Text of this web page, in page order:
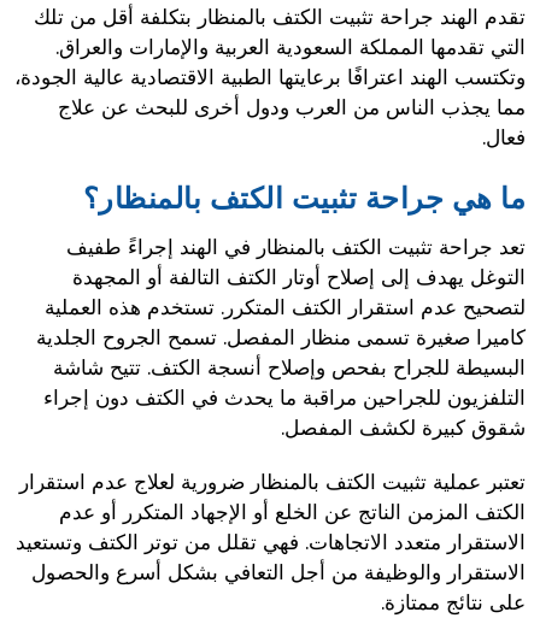
تقدم الهند جراحة تثبيت الكتف بالمنظار بتكلفة أقل من تلك
التي تقدمها المملكة السعودية العربية والإمارات والعراق.
وتكتسب الهند اعترافًا برعايتها الطبية الاقتصادية عالية الجودة،
مما يجذب الناس من العرب ودول أخرى للبحث عن علاج
فعال.
ما هي جراحة تثبيت الكتف بالمنظار؟
تعد جراحة تثبيت الكتف بالمنظار في الهند إجراءً طفيف
التوغل يهدف إلى إصلاح أوتار الكتف التالفة أو المجهدة
لتصحيح عدم استقرار الكتف المتكرر. تستخدم هذه العملية
كاميرا صغيرة تسمى منظار المفصل. تسمح الجروح الجلدية
البسيطة للجراح بفحص وإصلاح أنسجة الكتف. تتيح شاشة
التلفزيون للجراحين مراقبة ما يحدث في الكتف دون إجراء
شقوق كبيرة لكشف المفصل.
تعتبر عملية تثبيت الكتف بالمنظار ضرورية لعلاج عدم استقرار
الكتف المزمن الناتج عن الخلع أو الإجهاد المتكرر أو عدم
الاستقرار متعدد الاتجاهات. فهي تقلل من توتر الكتف وتستعيد
الاستقرار والوظيفة من أجل التعافي بشكل أسرع والحصول
على نتائج ممتازة.